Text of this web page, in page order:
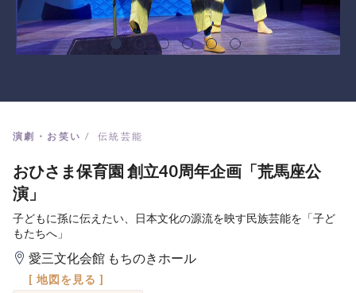
演劇・お笑い 伝統芸能
おひさま保育園 創立40周年企画「荒馬座公
演」
子どもに孫に伝えたい、日本文化の源流を映す民族芸能を「子ど
もたちへ」
愛三文化会館 もちのきホール
[ 地図を見る ]